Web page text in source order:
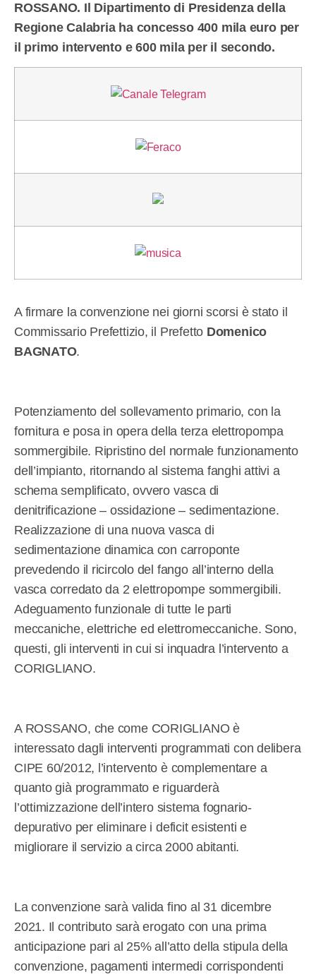
ROSSANO. Il Dipartimento di Presidenza della
Regione Calabria ha concesso 400 mila euro per
il primo intervento e 600 mila per il secondo.
A firmare la convenzione nei giorni scorsi è stato il
Commissario Prefettizio, il Prefetto Domenico
BAGNATO.
Potenziamento del sollevamento primario, con la
fornitura e posa in opera della terza elettropompa
sommergibile. Ripristino del normale funzionamento
dell’impianto, ritornando al sistema fanghi attivi a
schema semplificato, ovvero vasca di
denitrificazione – ossidazione – sedimentazione.
Realizzazione di una nuova vasca di
sedimentazione dinamica con carroponte
prevedendo il ricircolo del fango all’interno della
vasca corredato da 2 elettropompe sommergibili.
Adeguamento funzionale di tutte le parti
meccaniche, elettriche ed elettromeccaniche. Sono,
questi, gli interventi in cui si inquadra l’intervento a
CORIGLIANO.
A ROSSANO, che come CORIGLIANO è
interessato dagli interventi programmati con delibera
CIPE 60/2012, l’intervento è complementare a
quanto già programmato e riguarderà
l’ottimizzazione dell’intero sistema fognario-
depurativo per eliminare i deficit esistenti e
migliorare il servizio a circa 2000 abitanti.
La convenzione sarà valida fino al 31 dicembre
2021. Il contributo sarà erogato con una prima
anticipazione pari al 25% all’atto della stipula della
convenzione, pagamenti intermedi corrispondenti